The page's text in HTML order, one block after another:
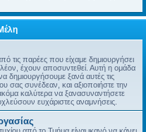
τις παρέες που είχαμε δημιουργήσει
έχουν αποσυντεθεί. Αυτή η ομάδα
δημιουργήσουμε ξανά αυτές τις
σας συνέδεαν, και αξιοποιήστε την
καλύτερα να ξανασυναντήσετε
ευχάριστες αναμνήσεις.